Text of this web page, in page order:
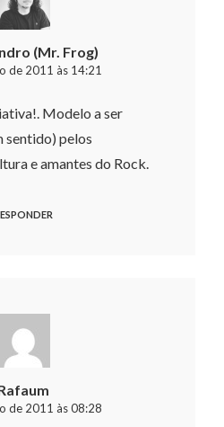
(Mr. Frog)
de 2011 às 14:21
Modelo a ser
sentido) pelos
e amantes do Rock.
de 2011 às 08:28